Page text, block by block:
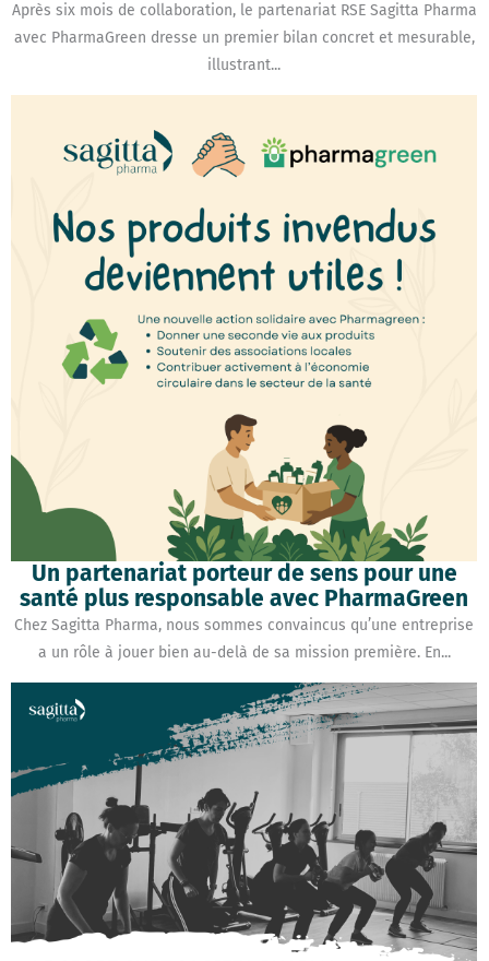
Après six mois de collaboration, le partenariat RSE Sagitta Pharma
avec PharmaGreen dresse un premier bilan concret et mesurable,
illustrant...
Un partenariat porteur de sens pour une
santé plus responsable avec PharmaGreen
Chez Sagitta Pharma, nous sommes convaincus qu’une entreprise
a un rôle à jouer bien au-delà de sa mission première. En...